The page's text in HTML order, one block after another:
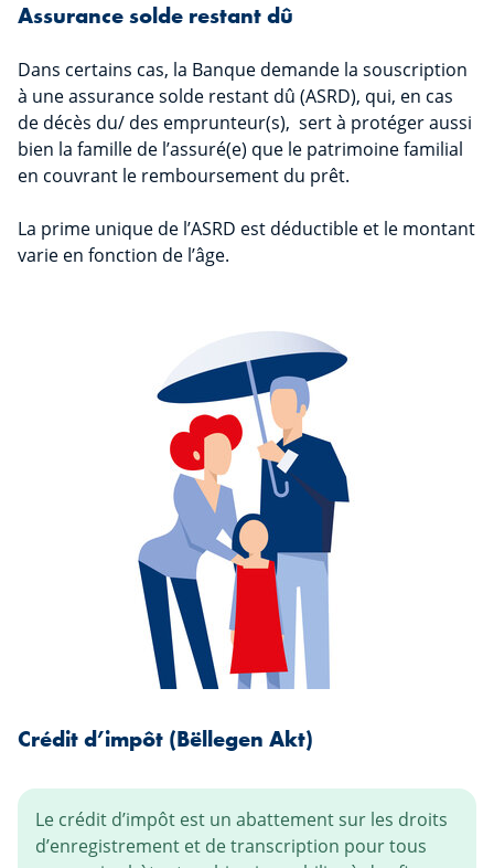
Assurance solde restant dû
Dans certains cas, la Banque demande la souscription
à une assurance solde restant dû (ASRD), qui, en cas
de décès du/ des emprunteur(s), sert à protéger aussi
bien la famille de l’assuré(e) que le patrimoine familial
en couvrant le remboursement du prêt.
La prime unique de l’ASRD est déductible et le montant
varie en fonction de l’âge.
Crédit d’impôt (Bëllegen Akt)
Le crédit d’impôt est un abattement sur les droits
d’enregistrement et de transcription pour tous